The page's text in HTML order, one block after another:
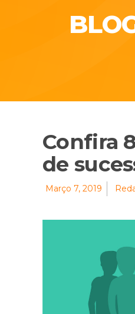
Confira
de
Março 7, 2019